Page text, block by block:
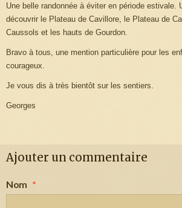
Une belle randonnée à éviter en période estivale.
découvrir le Plateau de Cavillore, le Plateau de
Caussols et les hauts de Gourdon.
Bravo à tous, une mention particulière pour les
courageux.
Je vous dis à très bientôt sur les sentiers.
Georges
Ajouter un commentaire
Nom